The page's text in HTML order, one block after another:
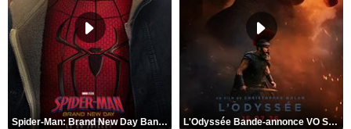
Spider-Man: Brand New Day Bande-annonce VO STFR L'Odyssée Bande-annonce VO STFR